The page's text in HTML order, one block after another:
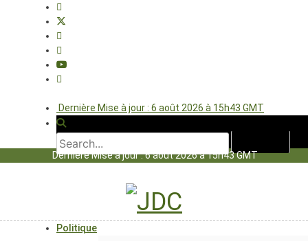
Dernière Mise à jour : 6 août 2026 à 15h43 GMT
Dernière Mise à jour : 6 août 2026 à 15h43 GMT
Politique